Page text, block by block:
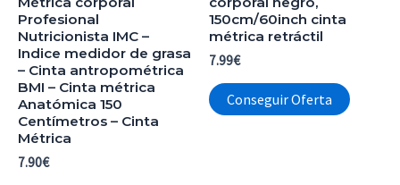
Profesional
Nutricionista IMC –
Indice medidor de grasa
– Cinta antropométrica
BMI – Cinta métrica
Anatómica 150
Centímetros – Cinta
Métrica
7.90€
150cm/60inch cinta
métrica retráctil
7.99€
Conseguir Oferta